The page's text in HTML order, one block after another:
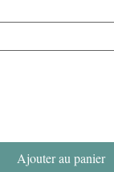
Ajouter au panier